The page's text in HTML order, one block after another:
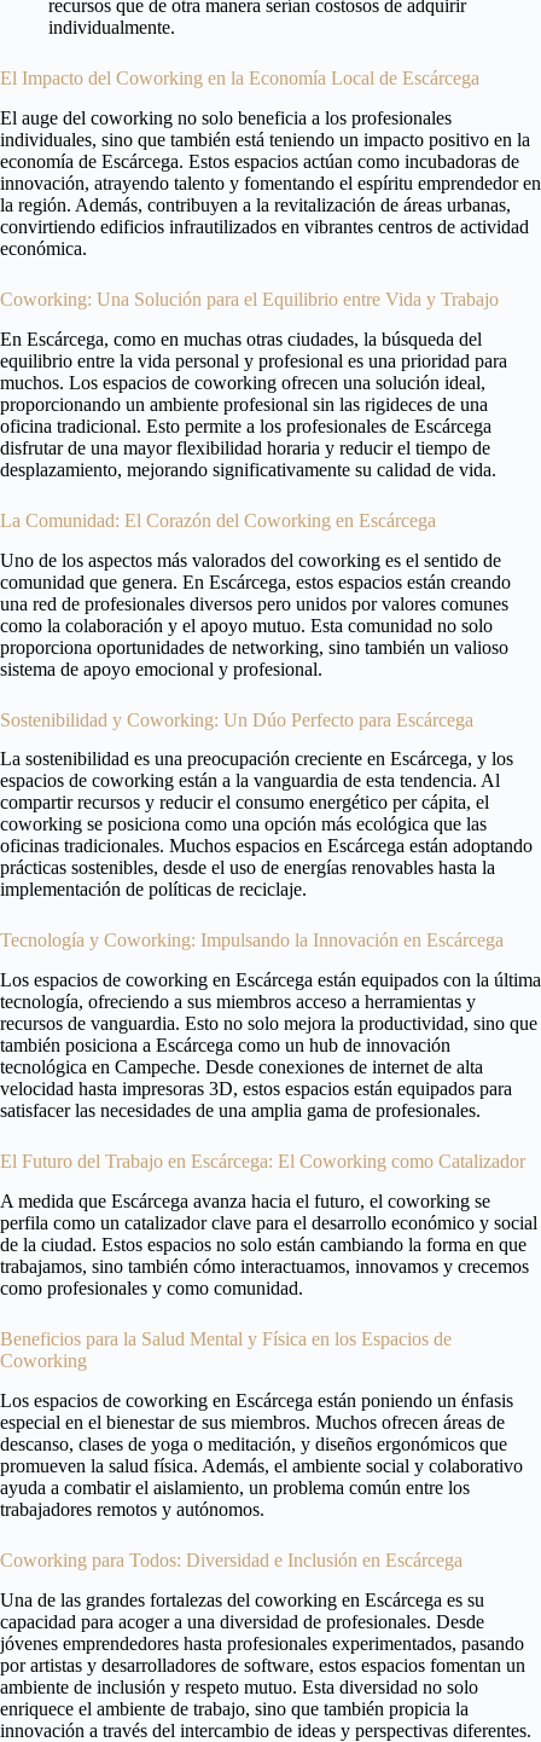
recursos que de otra manera serían costosos de adquirir
individualmente.
El Impacto del Coworking en la Economía Local de Escárcega
El auge del coworking no solo beneficia a los profesionales
individuales, sino que también está teniendo un impacto positivo en la
economía de Escárcega. Estos espacios actúan como incubadoras de
innovación, atrayendo talento y fomentando el espíritu emprendedor en
la región. Además, contribuyen a la revitalización de áreas urbanas,
convirtiendo edificios infrautilizados en vibrantes centros de actividad
económica.
Coworking: Una Solución para el Equilibrio entre Vida y Trabajo
En Escárcega, como en muchas otras ciudades, la búsqueda del
equilibrio entre la vida personal y profesional es una prioridad para
muchos. Los espacios de coworking ofrecen una solución ideal,
proporcionando un ambiente profesional sin las rigideces de una
oficina tradicional. Esto permite a los profesionales de Escárcega
disfrutar de una mayor flexibilidad horaria y reducir el tiempo de
desplazamiento, mejorando significativamente su calidad de vida.
La Comunidad: El Corazón del Coworking en Escárcega
Uno de los aspectos más valorados del coworking es el sentido de
comunidad que genera. En Escárcega, estos espacios están creando
una red de profesionales diversos pero unidos por valores comunes
como la colaboración y el apoyo mutuo. Esta comunidad no solo
proporciona oportunidades de networking, sino también un valioso
sistema de apoyo emocional y profesional.
Sostenibilidad y Coworking: Un Dúo Perfecto para Escárcega
La sostenibilidad es una preocupación creciente en Escárcega, y los
espacios de coworking están a la vanguardia de esta tendencia. Al
compartir recursos y reducir el consumo energético per cápita, el
coworking se posiciona como una opción más ecológica que las
oficinas tradicionales. Muchos espacios en Escárcega están adoptando
prácticas sostenibles, desde el uso de energías renovables hasta la
implementación de políticas de reciclaje.
Tecnología y Coworking: Impulsando la Innovación en Escárcega
Los espacios de coworking en Escárcega están equipados con la última
tecnología, ofreciendo a sus miembros acceso a herramientas y
recursos de vanguardia. Esto no solo mejora la productividad, sino que
también posiciona a Escárcega como un hub de innovación
tecnológica en Campeche. Desde conexiones de internet de alta
velocidad hasta impresoras 3D, estos espacios están equipados para
satisfacer las necesidades de una amplia gama de profesionales.
El Futuro del Trabajo en Escárcega: El Coworking como Catalizador
A medida que Escárcega avanza hacia el futuro, el coworking se
perfila como un catalizador clave para el desarrollo económico y social
de la ciudad. Estos espacios no solo están cambiando la forma en que
trabajamos, sino también cómo interactuamos, innovamos y crecemos
como profesionales y como comunidad.
Beneficios para la Salud Mental y Física en los Espacios de
Coworking
Los espacios de coworking en Escárcega están poniendo un énfasis
especial en el bienestar de sus miembros. Muchos ofrecen áreas de
descanso, clases de yoga o meditación, y diseños ergonómicos que
promueven la salud física. Además, el ambiente social y colaborativo
ayuda a combatir el aislamiento, un problema común entre los
trabajadores remotos y autónomos.
Coworking para Todos: Diversidad e Inclusión en Escárcega
Una de las grandes fortalezas del coworking en Escárcega es su
capacidad para acoger a una diversidad de profesionales. Desde
jóvenes emprendedores hasta profesionales experimentados, pasando
por artistas y desarrolladores de software, estos espacios fomentan un
ambiente de inclusión y respeto mutuo. Esta diversidad no solo
enriquece el ambiente de trabajo, sino que también propicia la
innovación a través del intercambio de ideas y perspectivas diferentes.